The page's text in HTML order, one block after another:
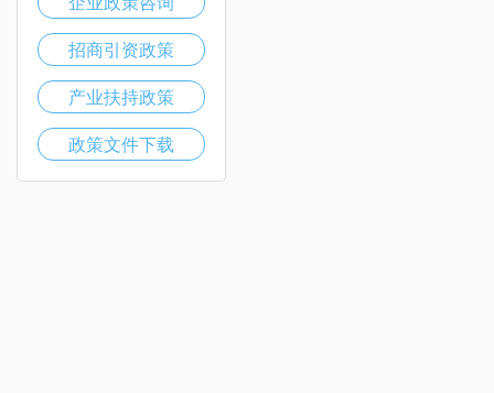
招商引资政策
产业扶持政策
政策文件下载